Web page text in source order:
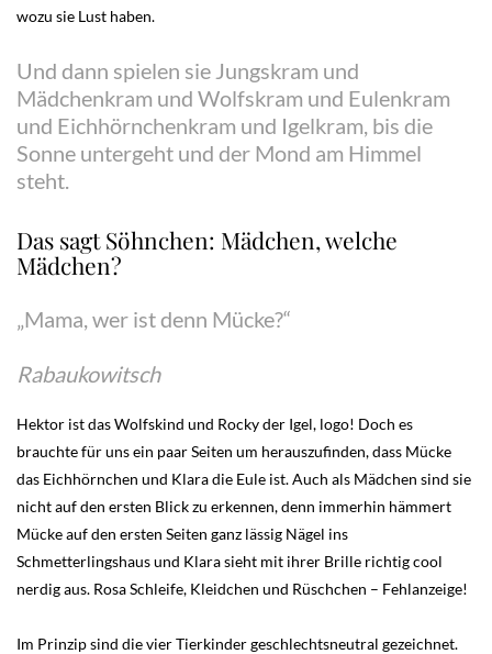
wozu sie Lust haben.
Und dann spielen sie Jungskram und
Mädchenkram und Wolfskram und Eulenkram
und Eichhörnchenkram und Igelkram, bis die
Sonne untergeht und der Mond am Himmel
steht.
Das sagt Söhnchen: Mädchen, welche
Mädchen?
„Mama, wer ist denn Mücke?“
Rabaukowitsch
Hektor ist das Wolfskind und Rocky der Igel, logo! Doch es
brauchte für uns ein paar Seiten um herauszufinden, dass Mücke
das Eichhörnchen und Klara die Eule ist. Auch als Mädchen sind sie
nicht auf den ersten Blick zu erkennen, denn immerhin hämmert
Mücke auf den ersten Seiten ganz lässig Nägel ins
Schmetterlingshaus und Klara sieht mit ihrer Brille richtig cool
nerdig aus. Rosa Schleife, Kleidchen und Rüschchen – Fehlanzeige!
Im Prinzip sind die vier Tierkinder geschlechtsneutral gezeichnet.